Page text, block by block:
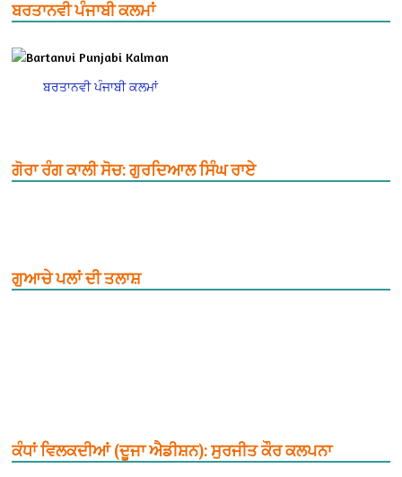
ਬਰਤਾਨਵੀ ਪੰਜਾਬੀ ਕਲਮਾਂ
ਬਰਤਾਨਵੀ ਪੰਜਾਬੀ ਕਲਮਾਂ
ਗੋਰਾ ਰੰਗ ਕਾਲੀ ਸੋਚ: ਗੁਰਦਿਆਲ ਸਿੰਘ ਰਾਏ
ਗੁਆਚੇ ਪਲਾਂ ਦੀ ਤਲਾਸ਼
ਕੰਧਾਂ ਵਿਲਕਦੀਆਂ (ਦੂਜਾ ਐਡੀਸ਼ਨ): ਸੁਰਜੀਤ ਕੌਰ ਕਲਪਨਾ